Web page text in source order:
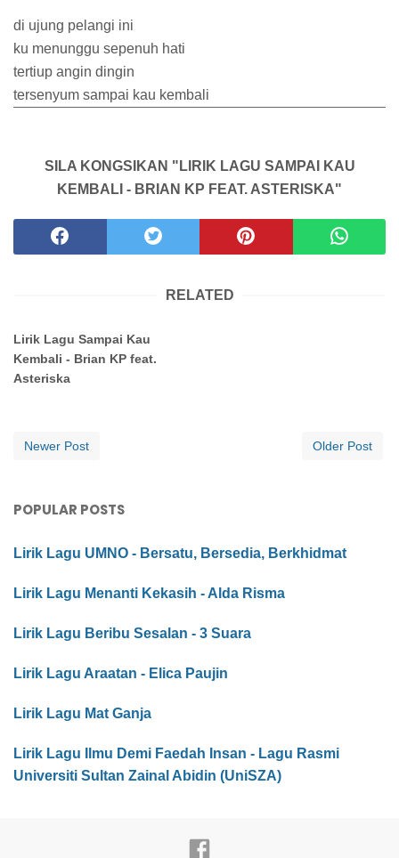
di ujung pelangi ini
ku menunggu sepenuh hati
tertiup angin dingin
tersenyum sampai kau kembali
SILA KONGSIKAN "LIRIK LAGU SAMPAI KAU
KEMBALI - BRIAN KP FEAT. ASTERISKA"
RELATED
Lirik Lagu Sampai Kau
Kembali - Brian KP feat.
Asteriska
Newer Post Older Post
POPULAR POSTS
Lirik Lagu UMNO - Bersatu, Bersedia, Berkhidmat
Lirik Lagu Menanti Kekasih - Alda Risma
Lirik Lagu Beribu Sesalan - 3 Suara
Lirik Lagu Araatan - Elica Paujin
Lirik Lagu Mat Ganja
Lirik Lagu Ilmu Demi Faedah Insan - Lagu Rasmi
Universiti Sultan Zainal Abidin (UniSZA)